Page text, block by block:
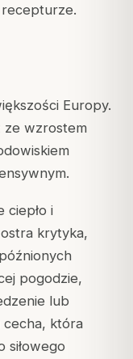
Europy.
ze wzrostem
ciepło i
krytyka,
pogodzie,
lub
cecha, która
siłowego